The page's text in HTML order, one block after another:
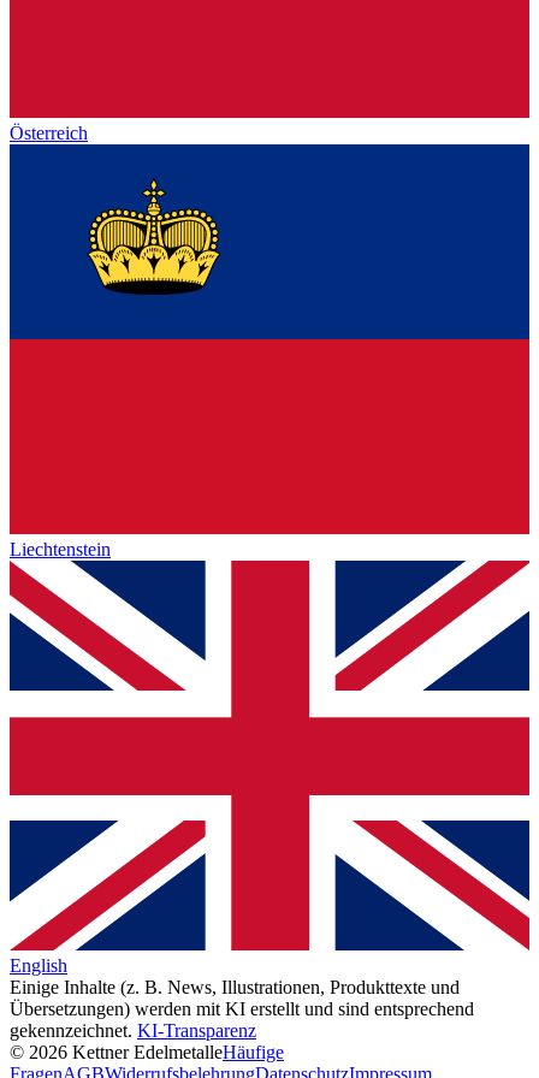
Österreich
Liechtenstein
English
Einige Inhalte (z. B. News, Illustrationen, Produkttexte und
Übersetzungen) werden mit KI erstellt und sind entsprechend
gekennzeichnet. KI-Transparenz
© 2026 Kettner EdelmetalleHäufige